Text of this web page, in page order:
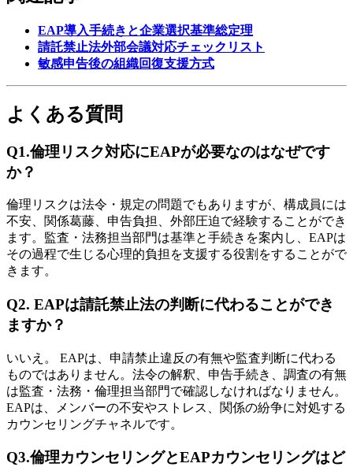
EAP導入手続きと企業選択基準総定理
請託禁止法外部会議対応チェックリスト
敏感申告後の組織回復支援方式
よくある質問
Q1.倫理リスク対応にEAPが必要なのはなぜです
か？
倫理リスクは法令・規定の問題でもありますが、構成員には
不安、関係葛藤、申告負担、外部圧迫で経験することができ
ます。監査・法務担当部門は基準と手続きを案内し、EAPは
その過程で生じる心理的負担を支援する役割をすることがで
きます。
Q2. EAPは請託禁止法の判断に代わることができ
ますか？
いいえ。 EAPは、申請禁止違反の有無や監査判断に代わる
ものではありません。法令の解釈、申告手続き、調査の有無
は監査・法務・倫理担当部門で確認しなければなりません。
EAPは、メンバーの不安やストレス、関係の紛争に対処する
カウンセリングチャネルです。
Q3.倫理カウンセリングとEAPカウンセリングはど